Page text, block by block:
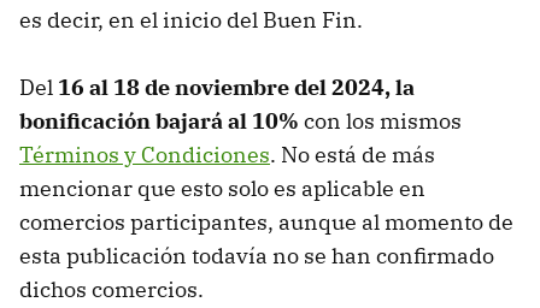
es decir, en el inicio del Buen Fin.
Del 16 al 18 de noviembre del 2024, la
bonificación bajará al 10% con los mismos
Términos y Condiciones. No está de más
mencionar que esto solo es aplicable en
comercios participantes, aunque al momento de
esta publicación todavía no se han confirmado
dichos comercios.